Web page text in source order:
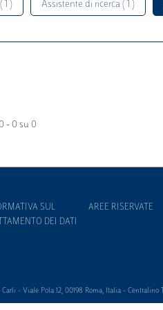
1 ) Assistente di ricerca ( 1 )
- 0 su 0
SUL
DEI DATI
AREE RISERVATE
- Viale Pola 12, 00198 Roma, Italia - Centralino